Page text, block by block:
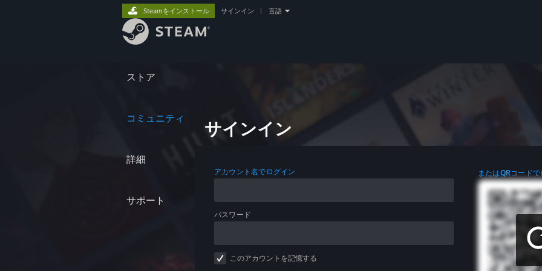
ストア
コミュニティ
詳細
サポート
Steamをインストール サインイン 言語
サインイン
アカウント名でログイン
パスワード
このアカウントを記憶する
またはQRコード